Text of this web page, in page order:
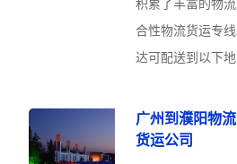
积累了丰富的物
合性物流货运专
达可配送到以下地
广州到濮阳物
货运公司